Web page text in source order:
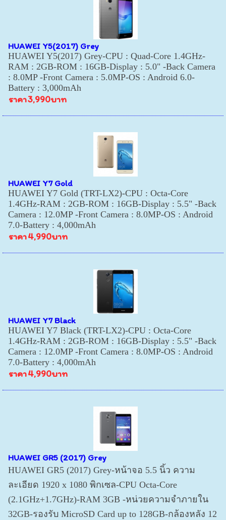
HUAWEI Y5(2017) Grey
HUAWEI Y5(2017) Grey-CPU : Quad-Core 1.4GHz-
RAM : 2GB-ROM : 16GB-Display : 5.0" -Back Camera
: 8.0MP -Front Camera : 5.0MP-OS : Android 6.0-
Battery : 3,000mAh
ราคา3,990บาท
HUAWEI Y7 Gold
HUAWEI Y7 Gold (TRT-LX2)-CPU : Octa-Core
1.4GHz-RAM : 2GB-ROM : 16GB-Display : 5.5" -Back
Camera : 12.0MP -Front Camera : 8.0MP-OS : Android
7.0-Battery : 4,000mAh
ราคา4,990บาท
HUAWEI Y7 Black
HUAWEI Y7 Black (TRT-LX2)-CPU : Octa-Core
1.4GHz-RAM : 2GB-ROM : 16GB-Display : 5.5" -Back
Camera : 12.0MP -Front Camera : 8.0MP-OS : Android
7.0-Battery : 4,000mAh
ราคา4,990บาท
HUAWEI GR5 (2017) Grey
HUAWEI GR5 (2017) Grey-หน้าจอ 5.5 นิ้ว ความ
ละเอียด 1920 x 1080 พิกเซล-CPU Octa-Core
(2.1GHz+1.7GHz)-RAM 3GB -หน่วยความจำภายใน
32GB-รองรับ MicroSD Card up to 128GB-กล้องหลัง 12